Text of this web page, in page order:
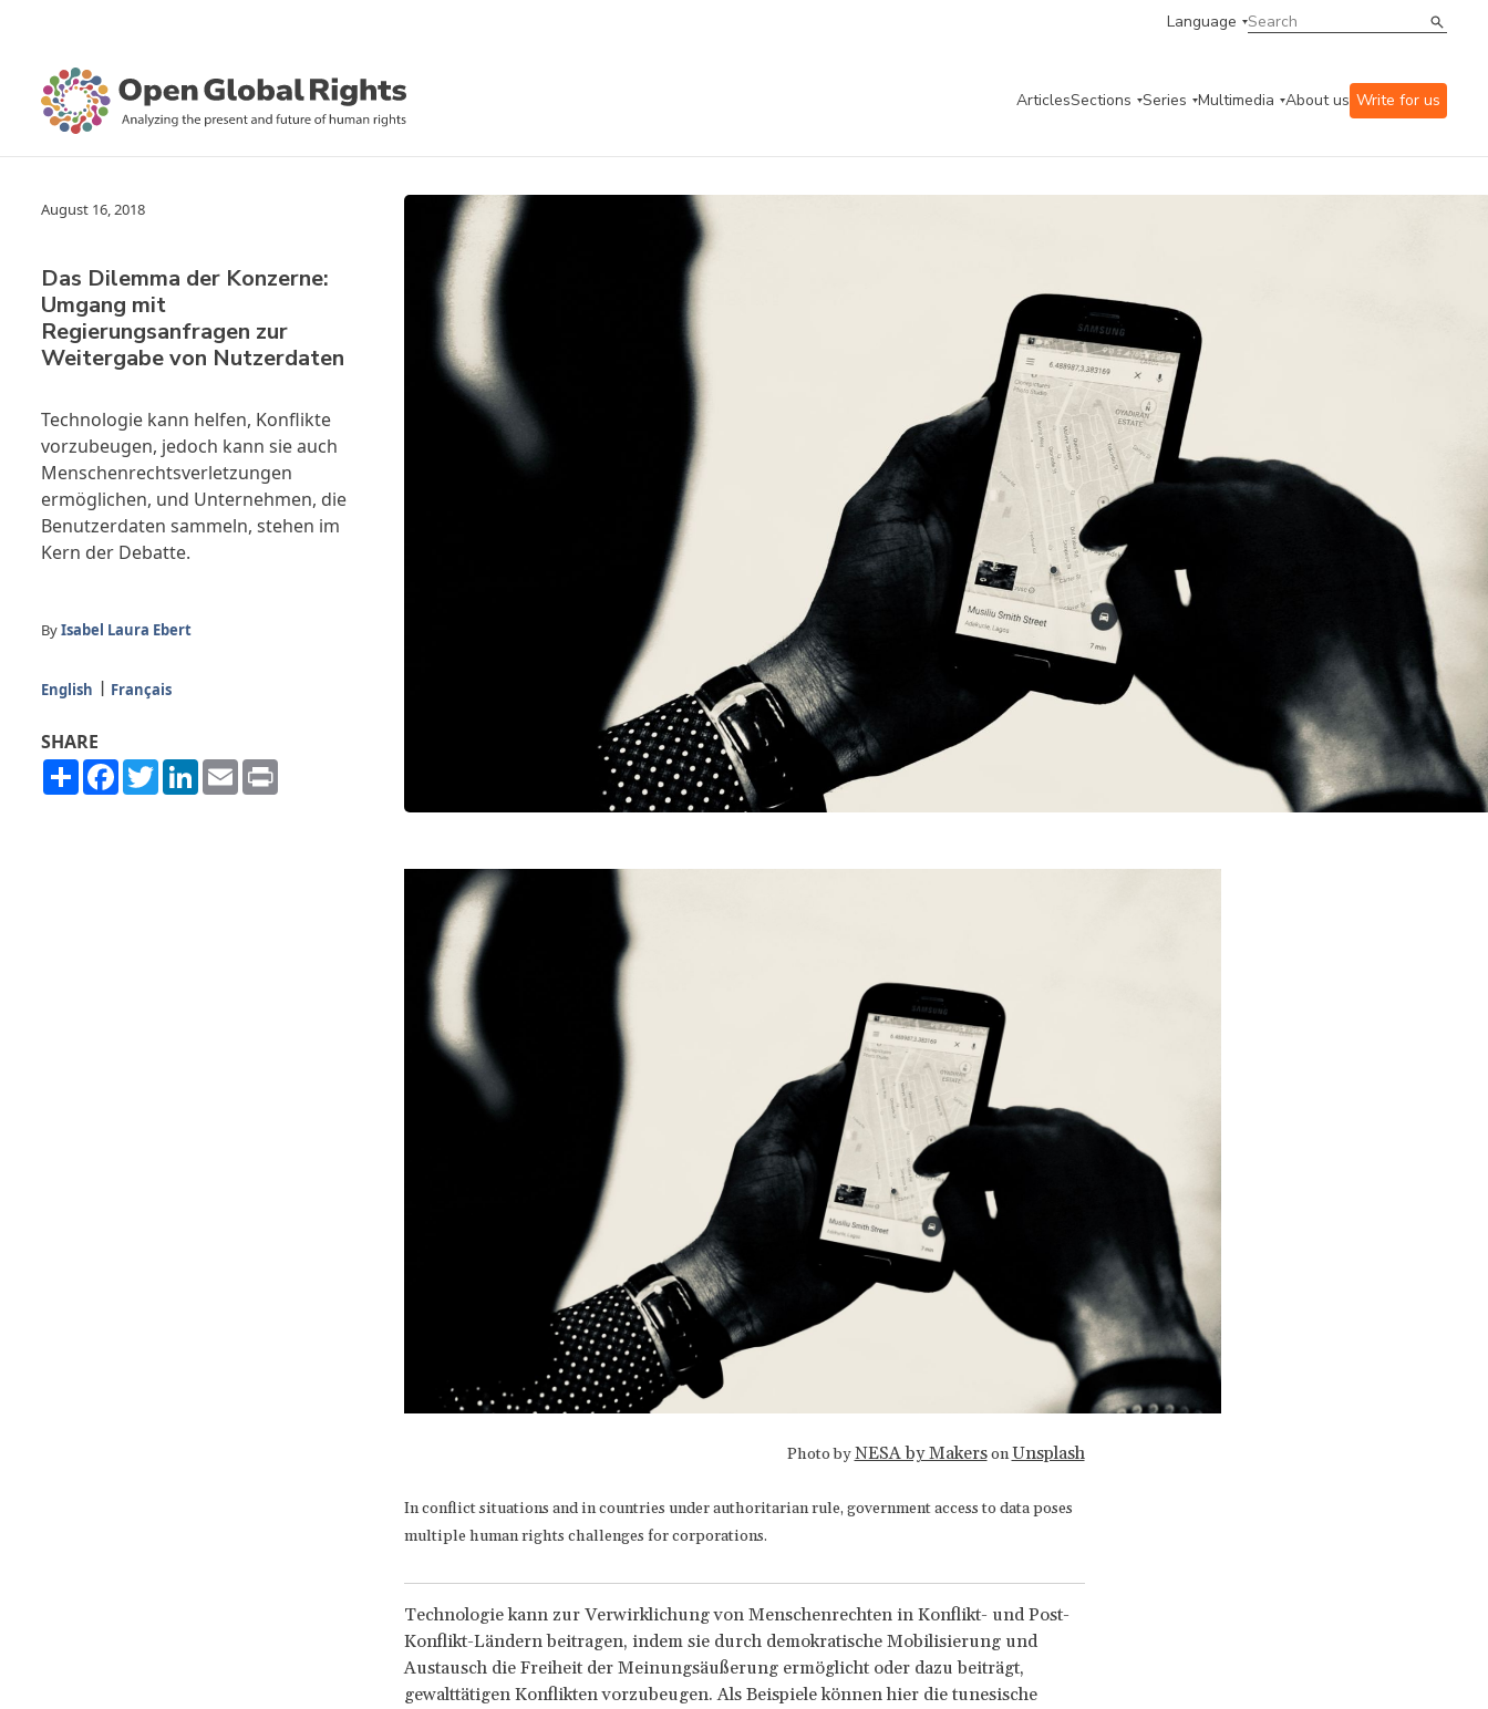
Language
ArticlesSections Series Multimedia About us Write for us
August 16, 2018
Das Dilemma der Konzerne:
Umgang mit
Regierungsanfragen zur
Weitergabe von Nutzerdaten
Technologie kann helfen, Konflikte
vorzubeugen, jedoch kann sie auch
Menschenrechtsverletzungen
ermöglichen, und Unternehmen, die
Benutzerdaten sammeln, stehen im
Kern der Debatte.
ByIsabel Laura Ebert
English Français
SHARE
ShareFacebook
TwitterLinkedIn
Email
Photo byNESA by MakersonUnsplash
In conflict situations and in countries under authoritarian rule, government access to data poses
multiple human rights challenges for corporations.
Technologie kann zur Verwirklichung von Menschenrechten in Konflikt- und Post-
Konflikt-Ländern beitragen, indem sie durch demokratische Mobilisierung und
Austausch die Freiheit der Meinungsäußerung ermöglicht oder dazu beiträgt,
gewalttätigen Konflikten vorzubeugen. Als Beispiele können hier die tunesische